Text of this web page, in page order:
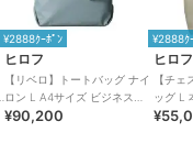
¥2888ｸｰﾎﾟﾝ
ヒロフ
【リベロ】トートバッグ ナイ
ロン L A4サイズ ビジネスバ
ッグ（商品番号：P25-
¥90,200
¥2888ｸ
ヒロフ
【チ
ッグ L
スバッ